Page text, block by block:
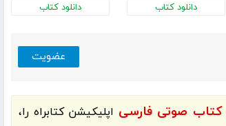
دانلود کتاب دانلود کتاب
عضویت
اپلیکیشنکتابراه را،